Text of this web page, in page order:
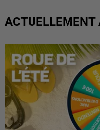
ACTUELLEMENT